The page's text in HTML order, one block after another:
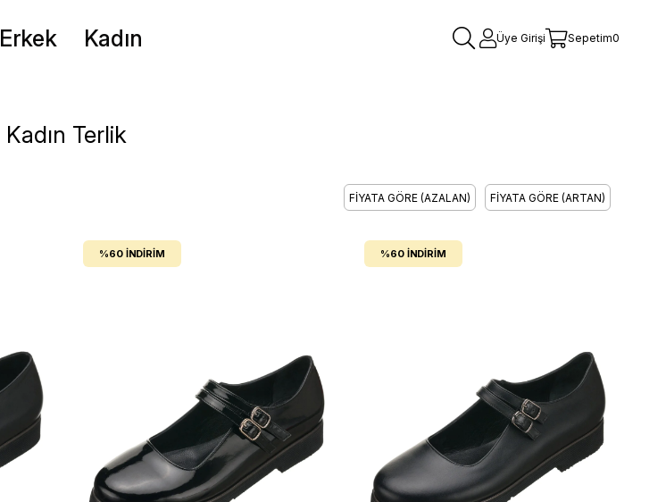
Erkek Kadın Üye Girişi Sepetim0
Kadın Terlik
FIYATA GÖRE (ARTAN)
FIYATA GÖRE (AZALAN)
%60 İNDIRIM %60 İNDIRIM